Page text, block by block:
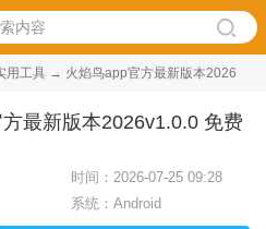
用工具 → 火焰鸟app官方最新版本2026
最新版本2026v1.0.0 免费
时间：2026-07-25 09:28
系统：Android